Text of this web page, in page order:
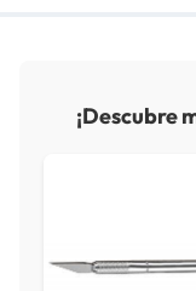
¡Descubre